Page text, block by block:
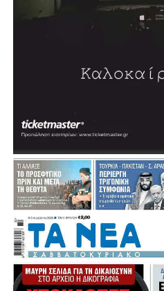
Σύμφωνα με τον σχεδιασμό, η
αναμένεται να ξεκινήσει μέσα
πόλη θα διαθέτει ένα
«Θέλουμε πολύ να το
δώσουμε μία διέξοδο»,
πολλοί κάτοικοι και παιδιά
αναγκάζονται να
Δήμων.
Μια παρέμβαση που έρχεται
περισσότερο τις αθλητικές
και να δώσει νέες
συλλόγους και συνολικά στους